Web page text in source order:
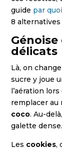
guide par
8 alternatives
délicats
Là, on
sucre y joue
l’aération
remplacer
coco. Au-
galette
Les cookies,